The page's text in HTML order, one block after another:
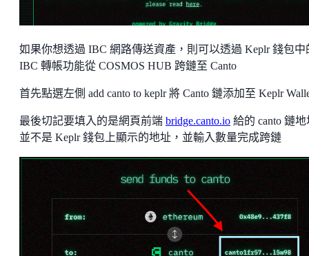
如果你想透過 IBC 網路傳送資產，則可以透過 Keplr 錢包中
IBC 轉帳功能從 COSMOS HUB 跨鏈至 Canto
首先點選左側 add canto to keplr 將 Canto 鏈添加至 Keplr
最後切記要填入的是網頁前端 bridge.canto.io 給的 canto 鏈
並不是 Keplr 錢包上顯示的地址，並輸入數量完成跨鏈